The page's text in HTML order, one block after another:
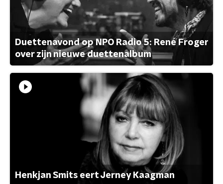
Duettenavond op NPO Radio 5: René Froger
over zijn nieuwe duettenalbum
Henkjan Smits eert Jerney Kaagman